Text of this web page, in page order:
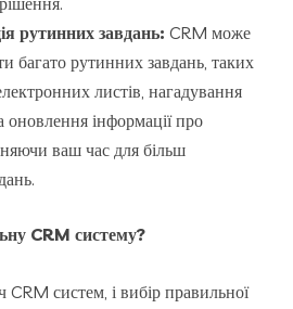
рутинних завдань: CRM може
багато рутинних завдань, таких
листів, нагадування
оновлення інформації про
ваш час для більш
CRM систему?
CRM систем, і вибір правильної